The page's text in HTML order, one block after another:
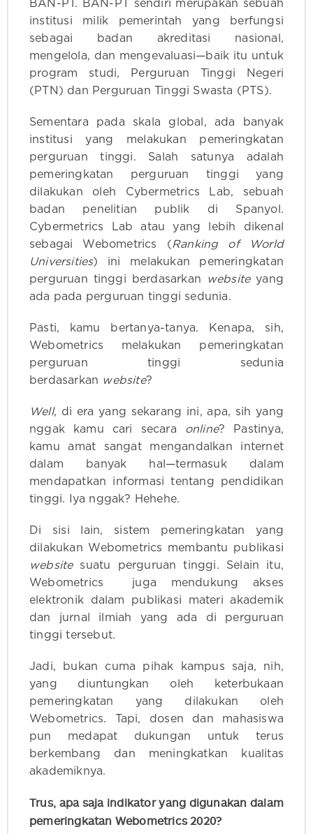
BAN-PT. BAN-PT sendiri merupakan sebuah
institusi milik pemerintah yang berfungsi
sebagai badan akreditasi nasional,
mengelola, dan mengevaluasi—baik itu untuk
program studi, Perguruan Tinggi Negeri
(PTN) dan Perguruan Tinggi Swasta (PTS).
Sementara pada skala global, ada banyak
institusi yang melakukan pemeringkatan
perguruan tinggi. Salah satunya adalah
pemeringkatan perguruan tinggi yang
dilakukan oleh Cybermetrics Lab, sebuah
badan penelitian publik di Spanyol.
Cybermetrics Lab atau yang lebih dikenal
sebagai Webometrics (Ranking of World
Universities) ini melakukan pemeringkatan
perguruan tinggi berdasarkan
websiteyang
ada pada perguruan tinggi sedunia.
Pasti, kamu bertanya-tanya. Kenapa, sih,
Webometrics melakukan pemeringkatan
perguruan tinggi sedunia
berdasarkan website?
Well, di era yang sekarang ini, apa, sih yang
nggak kamu cari secara online? Pastinya,
kamu amat sangat mengandalkan internet
dalam banyak hal—termasuk dalam
mendapatkan informasi tentang pendidikan
tinggi. Iya nggak? Hehehe.
Di sisi lain, sistem pemeringkatan yang
dilakukan Webometrics membantu publikasi
website suatu perguruan tinggi. Selain itu,
Webometrics juga mendukung akses
elektronik dalam publikasi materi akademik
dan jurnal ilmiah yang ada di perguruan
tinggi tersebut.
Jadi, bukan cuma pihak kampus saja, nih,
yang diuntungkan oleh keterbukaan
pemeringkatan yang dilakukan oleh
Webometrics. Tapi, dosen dan mahasiswa
pun medapat dukungan untuk terus
berkembang dan meningkatkan kualitas
akademiknya.
Trus, apa saja indikator yang digunakan dalam
pemeringkatan Webometrics 2020?